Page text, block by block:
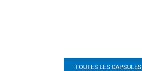
TOUTES LES CAPSULES